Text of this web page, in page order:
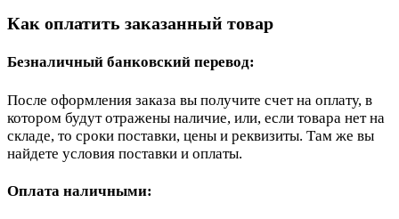
Как оплатить заказанный товар
Безналичный банковский перевод:
После оформления заказа вы получите счет на оплату, в
котором будут отражены наличие, или, если товара нет на
складе, то сроки поставки, цены и реквизиты. Там же вы
найдете условия поставки и оплаты.
Оплата наличными: